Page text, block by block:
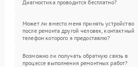
Диагностика проводится бесплатно?
Может ли вместо меня принять устройство
после ремонта другой человек, контактный
телефон которого я предоставлю?
Возможно ли получать обратную связь в
процессе выполнения ремонтных работ?